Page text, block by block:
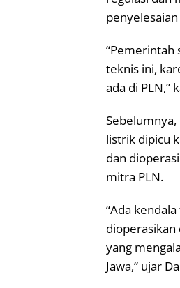
“Pemerintah
teknis ini,
ada di PLN,”
listrik dipicu
dan
mitra PLN.
“Ada
yang
Jawa,” ujar